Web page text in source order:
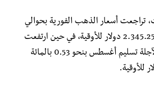
تراجعت أسعار الذهب الفورية بحوالي
0.22 بالمائة لتسجل 2.345.25 دولار للأوقية، في حين ارتفعت
أسعار عقود الذهب الآجلة تسليم أغسطس بنحو 0.53 بالمائة